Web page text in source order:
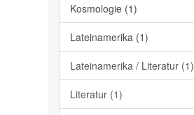
Kosmologie (1)
Lateinamerika (1)
Lateinamerika / Literatur (1)
Literatur (1)